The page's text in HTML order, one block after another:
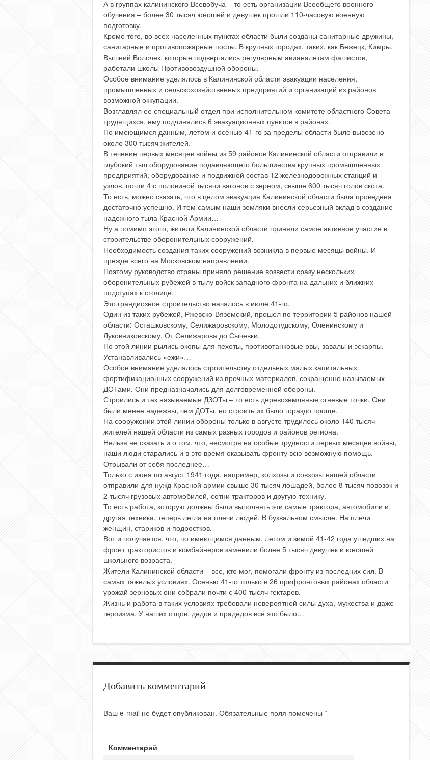
А в группах калининского Всевобуча – то есть организации Всеобщего военного
обучения – более 30 тысяч юношей и девушек прошли 110-часовую военную
подготовку.
Кроме того, во всех населенных пунктах области были созданы санитарные дружины,
санитарные и противопожарные посты. В крупных городах, таких, как Бежецк, Кимры,
Вышний Волочек, которые подвергались регулярным авианалетам фашистов,
работали школы Противовоздушной обороны.
Особое внимание уделялось в Калининской области эвакуации населения,
промышленных и сельскохозяйственных предприятий и организаций из районов
возможной оккупации.
Возглавлял ее специальный отдел при исполнительном комитете областного Совета
трудящихся, ему подчинялись 6 эвакуационных пунктов в районах.
По имеющимся данным, летом и осенью 41-го за пределы области было вывезено
около 300 тысяч жителей.
В течение первых месяцев войны из 59 районов Калининской области отправили в
глубокий тыл оборудование подавляющего большинства крупных промышленных
предприятий, оборудование и подвижной состав 12 железнодорожных станций и
узлов, почти 4 с половиной тысячи вагонов с зерном, свыше 600 тысяч голов скота.
То есть, можно сказать, что в целом эвакуация Калининской области была проведена
достаточно успешно. И тем самым наши земляки внесли серьезный вклад в создание
надежного тыла Красной Армии…
Ну а помимо этого, жители Калининской области приняли самое активное участие в
строительстве оборонительных сооружений.
Необходимость создания таких сооружений возникла в первые месяцы войны. И
прежде всего на Московском направлении.
Поэтому руководство страны приняло решение возвести сразу нескольких
оборонительных рубежей в тылу войск западного фронта на дальних и ближних
подступах к столице.
Это грандиозное строительство началось в июле 41-го.
Один из таких рубежей, Ржевско-Вяземский, прошел по территории 5 районов нашей
области: Осташковскому, Селижаровскому, Молодотудскому, Оленинскому и
Луковниковскому. От Селижарова до Сычевки.
По этой линии рылись окопы для пехоты, противотанковые рвы, завалы и эскарпы.
Устанавливались «ежи»…
Особое внимание уделялось строительству отдельных малых капитальных
фортификационных сооружений из прочных материалов, сокращенно называемых
ДОТами. Они предназначались для долговременной обороны.
Строились и так называемые ДЗОТы – то есть деревоземляные огневые точки. Они
были менее надежны, чем ДОТы, но строить их было гораздо проще.
На сооружении этой линии обороны только в августе трудилось около 140 тысяч
жителей нашей области из самых разных городов и районов региона.
Нельзя не сказать и о том, что, несмотря на особые трудности первых месяцев войны,
наши люди старались и в это время оказывать фронту всю возможную помощь.
Отрывали от себя последнее…
Только с июня по август 1941 года, например, колхозы и совхозы нашей области
отправили для нужд Красной армии свыше 30 тысяч лошадей, более 8 тысяч повозок и
2 тысяч грузовых автомобилей, сотни тракторов и другую технику.
То есть работа, которую должны были выполнять эти самые трактора, автомобили и
другая техника, теперь легла на плечи людей. В буквальном смысле. На плечи
женщин, стариков и подростков.
Вот и получается, что, по имеющимся данным, летом и зимой 41-42 года ушедших на
фронт трактористов и комбайнеров заменили более 5 тысяч девушек и юношей
школьного возраста.
Жители Калининской области – все, кто мог, помогали фронту из последних сил. В
самых тяжелых условиях. Осенью 41-го только в 26 прифронтовых районах области
урожай зерновых они собрали почти с 400 тысяч гектаров.
Жизнь и работа в таких условиях требовали невероятной силы духа, мужества и даже
героизма. У наших отцов, дедов и прадедов всё это было…
Добавить комментарий
Ваш e-mail не будет опубликован. Обязательные поля помечены *
Комментарий